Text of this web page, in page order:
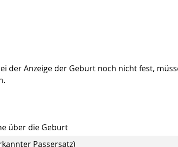
der Anzeige der Geburt noch nicht fest,
über die Geburt
Passersatz)